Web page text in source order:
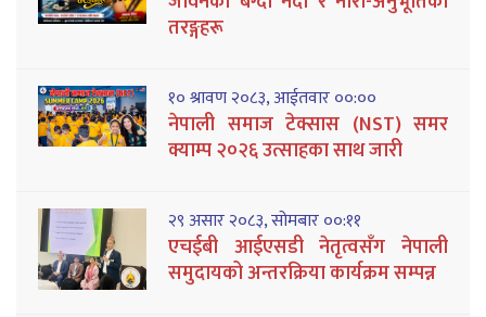
तरङ्गहरू
१० श्रावण २०८३, आईतवार ००:००
नेपाली समाज टेक्सास (NST) समर
क्याम्प २०२६ उत्साहका साथ जारी
२९ असार २०८३, सोमबार ००:११
एचईबी आईएसडी नेतृत्वसँग नेपाली
समुदायको अन्तरक्रिया कार्यक्रम सम्पन्न